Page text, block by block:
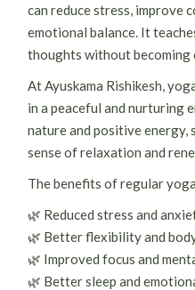
can reduce stress, improve
emotional balance. It
thoughts without becoming
At Ayuskama Rishikesh,
in a peaceful and nurturing
nature and positive energy,
sense of relaxation and
The benefits of regular
🌿 Reduced stress and
🌿 Better flexibility and
🌿 Improved focus and
🌿 Better sleep and